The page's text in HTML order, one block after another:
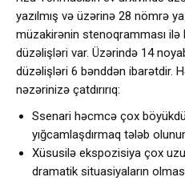
yazılmış və üzərinə 28 nömrə
müzakirənin stenoqramması ilə
düzəlişləri var. Üzərində 14
düzəlişləri 6 bənddən ibarətdir.
nəzərinizə çatdırırıq:
Ssenari həcmcə çox
yığcamlaşdırmaq tələb
Xüsusilə ekspozisiya çox
dramatik situasiyaların